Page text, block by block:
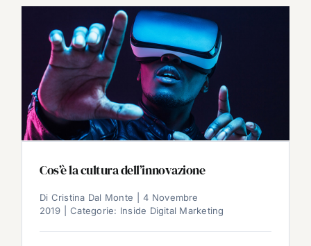
Cos’è la cultura dell’innovazione
Di Cristina Dal Monte
4 Novembre
2019
Categorie: Inside Digital Marketing